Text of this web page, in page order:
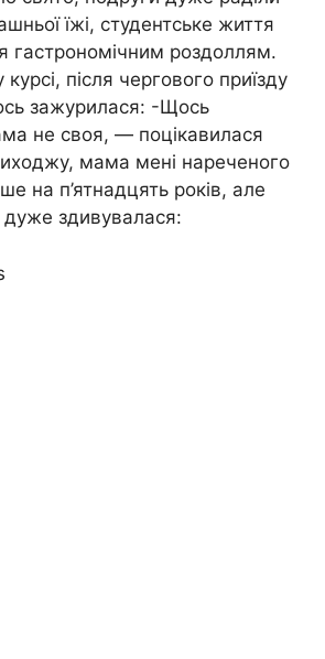
їжі, студентське життя
гастрономічним роздоллям.
після чергового приїзду
зажурилася: -Щось
не своя, — поцікавилася
мама мені нареченого
на п’ятнадцять років, але
здивувалася: